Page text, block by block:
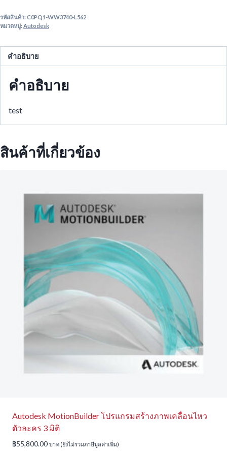
โปร
รม
สำหรับ
รหัสสินค้า:C0PQ1-WW3740-L562
หมวดหมู่:Autodesk
คำอธิบาย
คำอธิบาย
test
สินค้าที่เกี่ยวข้อง
Autodesk MotionBuilder โปรแกรมสร้างภาพเคลื่อนไหว
ตัวละคร 3 มิติ
฿55,800.00 บาท (ยังไม่รวมภาษีมูลค่าเพิ่ม)